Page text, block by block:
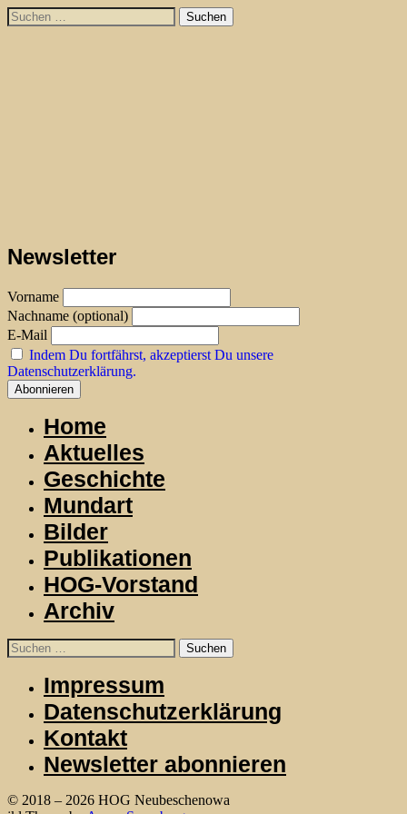
Skip
to
Suchen
nach:
Newsletter
Vorname
Nachname (optional)
E-Mail
Indem Du fortfährst, akzeptierst Du unsere
Datenschutzerklärung.
Home
Aktuelles
Geschichte
Mundart
Bilder
Publikationen
HOG-Vorstand
Archiv
Suchen
nach:
Impressum
Datenschutzerklärung
Kontakt
Newsletter abonnieren
© 2018 – 2026 HOG Neubeschenowa